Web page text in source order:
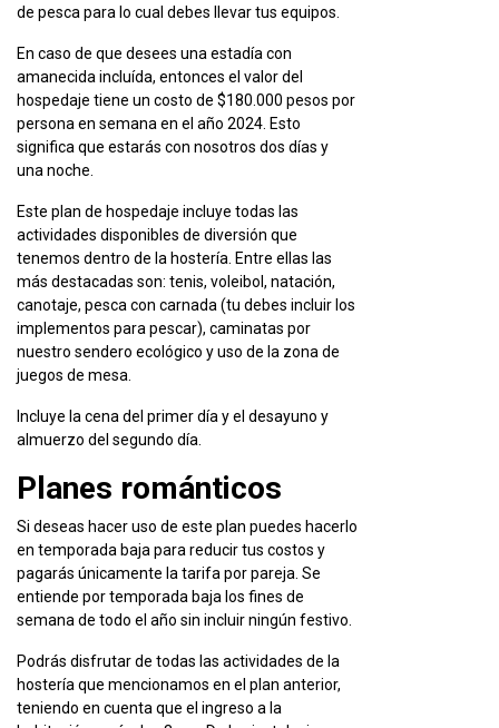
de pesca para lo cual debes llevar tus equipos.
En caso de que desees una estadía con
amanecida incluída, entonces el valor del
hospedaje tiene un costo de $180.000 pesos por
persona en semana en el año 2024. Esto
significa que estarás con nosotros dos días y
una noche.
Este plan de hospedaje incluye todas las
actividades disponibles de diversión que
tenemos dentro de la hostería. Entre ellas las
más destacadas son: tenis, voleibol, natación,
canotaje, pesca con carnada (tu debes incluir los
implementos para pescar), caminatas por
nuestro sendero ecológico y uso de la zona de
juegos de mesa.
Incluye la cena del primer día y el desayuno y
almuerzo del segundo día.
Planes románticos
Si deseas hacer uso de este plan puedes hacerlo
en temporada baja para reducir tus costos y
pagarás únicamente la tarifa por pareja. Se
entiende por temporada baja los fines de
semana de todo el año sin incluir ningún festivo.
Podrás disfrutar de todas las actividades de la
hostería que mencionamos en el plan anterior,
teniendo en cuenta que el ingreso a la